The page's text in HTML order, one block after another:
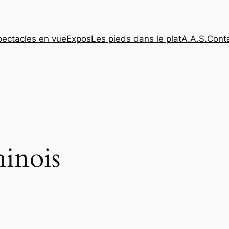
en vueExposLes pieds dans le platA.A.S.